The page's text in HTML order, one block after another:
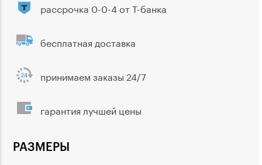
РАЗМЕРЫ
рассрочка 0-0-4 от Т-банка
бесплатная доставка
принимаем заказы 24/7
гарантия лучшей цены